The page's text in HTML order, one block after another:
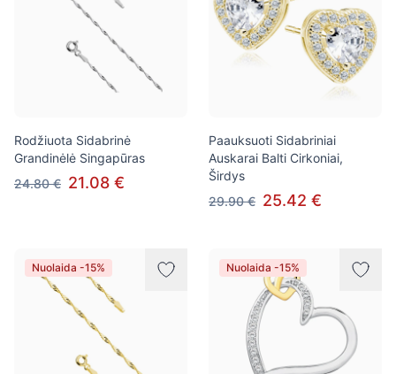
Rodžiuota Sidabrinė
Grandinėlė Singapūras
24.80 € 21.08 €
Paauksuoti Sidabriniai
Auskarai Balti Cirkoniai,
Širdys
29.90 € 25.42 €
Nuolaida -15% Nuolaida -15%